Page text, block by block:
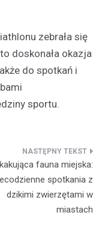
zebrała się
doskonała okazja
do spotkań i
sportu.
fauna miejska:
spotkania z
dzikimi zwierzętami w
miastach